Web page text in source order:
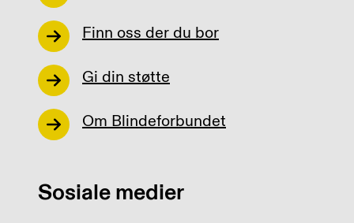
Finn oss der du bor
Gi din støtte
Om Blindeforbundet
Sosiale medier